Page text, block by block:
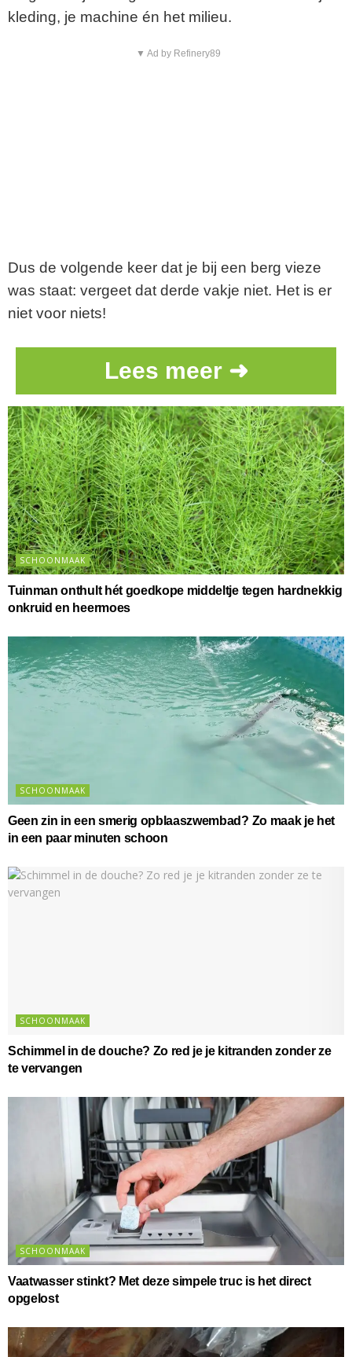
kleding, je machine én het milieu.
▼ Ad by Refinery89
Dus de volgende keer dat je bij een berg vieze
was staat: vergeet dat derde vakje niet. Het is er
niet voor niets!
Lees meer ➜
SCHOONMAAK
Tuinman onthult hét goedkope middeltje tegen hardnekkig
onkruid en heermoes
SCHOONMAAK
Geen zin in een smerig opblaaszwembad? Zo maak je het
in een paar minuten schoon
SCHOONMAAK
Schimmel in de douche? Zo red je je kitranden zonder ze
te vervangen
SCHOONMAAK
Vaatwasser stinkt? Met deze simpele truc is het direct
opgelost